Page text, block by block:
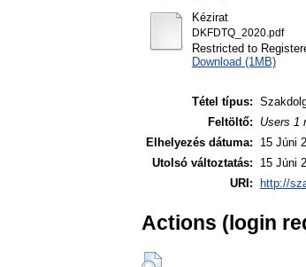
Kézirat
DKFDTQ_2020.pdf
Restricted to
Download (1MB)
Tétel típus:
Feltöltő:
Users 1
Elhelyezés dátuma:
15 Júni
Utolsó változtatás:
15 Júni
URI:
http://
Actions (login